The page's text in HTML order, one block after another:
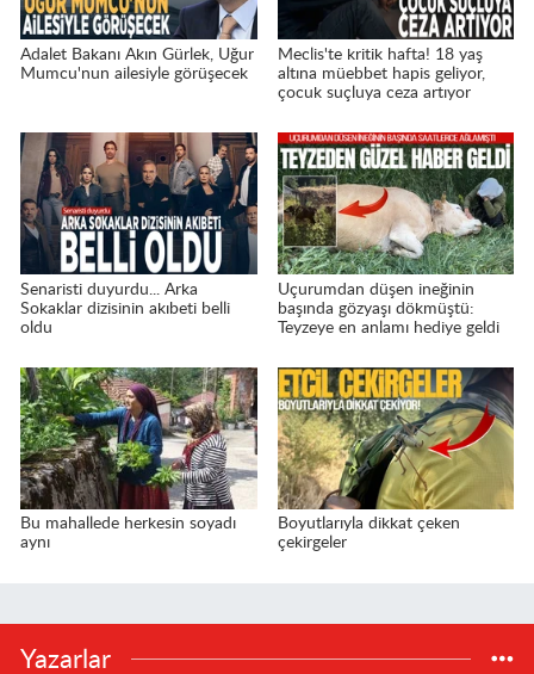
Adalet Bakanı Akın Gürlek, Uğur
Mumcu'nun ailesiyle görüşecek
Meclis'te kritik hafta! 18 yaş
altına müebbet hapis geliyor,
çocuk suçluya ceza artıyor
Senaristi duyurdu... Arka
Sokaklar dizisinin akıbeti belli
oldu
Uçurumdan düşen ineğinin
başında gözyaşı dökmüştü:
Teyzeye en anlamı hediye geldi
Bu mahallede herkesin soyadı
aynı
Boyutlarıyla dikkat çeken
çekirgeler
Yazarlar